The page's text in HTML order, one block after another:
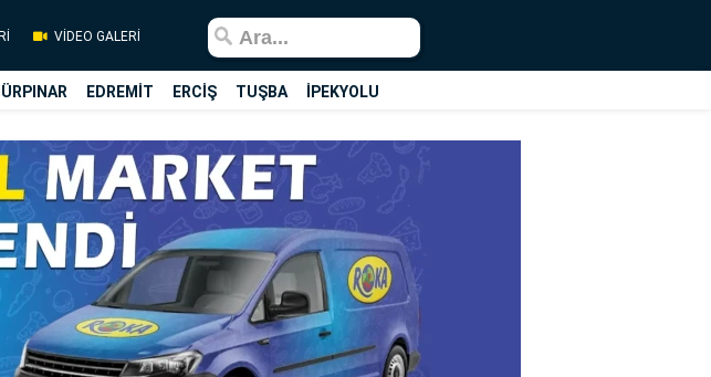
VİDEO GALERİ
EDREMİT ERCİŞ TUŞBA İPEKYOLU